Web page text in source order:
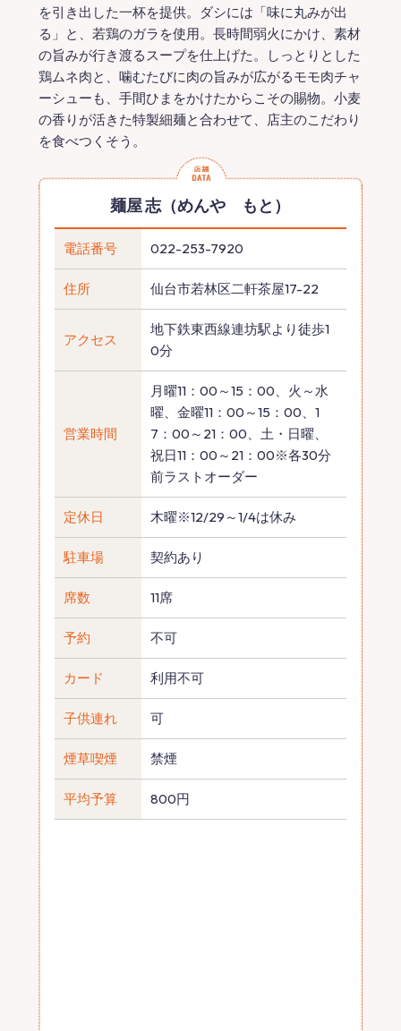
を引き出した一杯を提供。ダシには「味に丸みが出
る」と、若鶏のガラを使用。長時間弱火にかけ、素材
の旨みが行き渡るスープを仕上げた。しっとりとした
鶏ムネ肉と、噛むたびに肉の旨みが広がるモモ肉チャ
ーシューも、手間ひまをかけたからこその賜物。小麦
の香りが活きた特製細麺と合わせて、店主のこだわり
を食べつくそう。
麺屋 志（めんや もと）
電話番号 022-253-7920
住所 仙台市若林区二軒茶屋17-22
アクセス
地下鉄東西線連坊駅より徒歩1
0分
営業時間
月曜11：00～15：00、火～水
曜、金曜11：00～15：00、1
7：00～21：00、土・日曜、
祝日11：00～21：00※各30分
前ラストオーダー
定休日 木曜※12/29～1/4は休み
駐車場 契約あり
席数 11席
予約 不可
カード 利用不可
子供連れ 可
煙草喫煙 禁煙
平均予算 800円